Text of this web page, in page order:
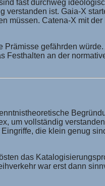
fast durchweg
ist. Gaia-X
müssen. Catena-X mit
gefährden
an der
um vollständig
die klein genug
das
war erst dann